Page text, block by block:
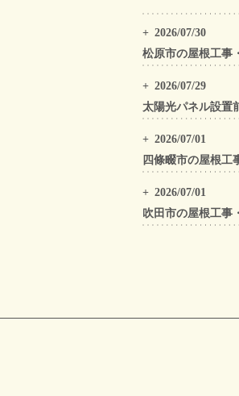
2026/07/30
2026/07/29
2026/07/01
2026/07/01